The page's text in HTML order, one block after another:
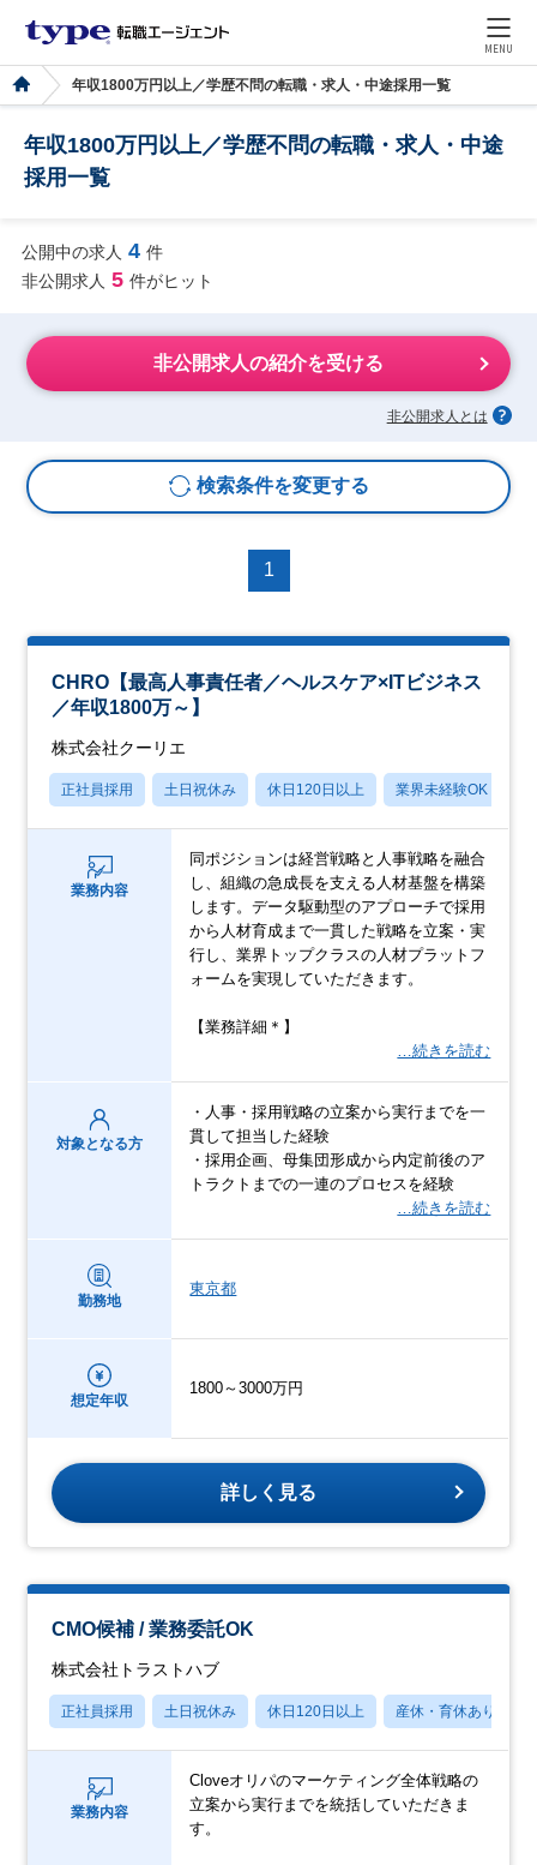
MENU
年収1800万円以上／学歴不問の転職・求人・中途採用一覧
年収1800万円以上／学歴不問の転職・求人・中途
採用一覧
公開中の求人 4 件
非公開求人 5 件がヒット
非公開求人の紹介を受ける
非公開求人とは
検索条件を変更する
1
CHRO【最高人事責任者／ヘルスケア×ITビジネス
／年収1800万～】
株式会社クーリエ
正社員採用 土日祝休み 休日120日以上 業界未経験OK
業務内容
同ポジションは経営戦略と人事戦略を融合
し、組織の急成長を支える人材基盤を構築
します。データ駆動型のアプローチで採用
から人材育成まで一貫した戦略を立案・実
行し、業界トップクラスの人材プラットフ
ォームを実現していただきます。
【業務詳細＊】
…続きを読む
対象となる方
・人事・採用戦略の立案から実行までを一
貫して担当した経験
・採用企画、母集団形成から内定前後のア
トラクトまでの一連のプロセスを経験
…続きを読む
勤務地
東京都
想定年収
1800～3000万円
詳しく見る
CMO候補 / 業務委託OK
株式会社トラストハブ
正社員採用 土日祝休み 休日120日以上 産休・育休あり
業務内容
Cloveオリパのマーケティング全体戦略の
立案から実行までを統括していただきま
す。